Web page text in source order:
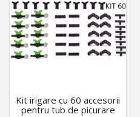
Kit irigare cu 60 accesorii
pentru tub de picurare